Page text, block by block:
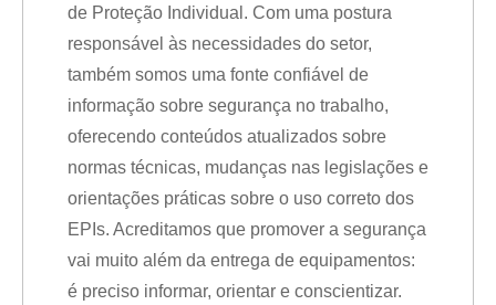
de Proteção Individual. Com uma postura
responsável às necessidades do setor,
também somos uma fonte confiável de
informação sobre segurança no trabalho,
oferecendo conteúdos atualizados sobre
normas técnicas, mudanças nas legislações e
orientações práticas sobre o uso correto dos
EPIs. Acreditamos que promover a segurança
vai muito além da entrega de equipamentos:
é preciso informar, orientar e conscientizar.